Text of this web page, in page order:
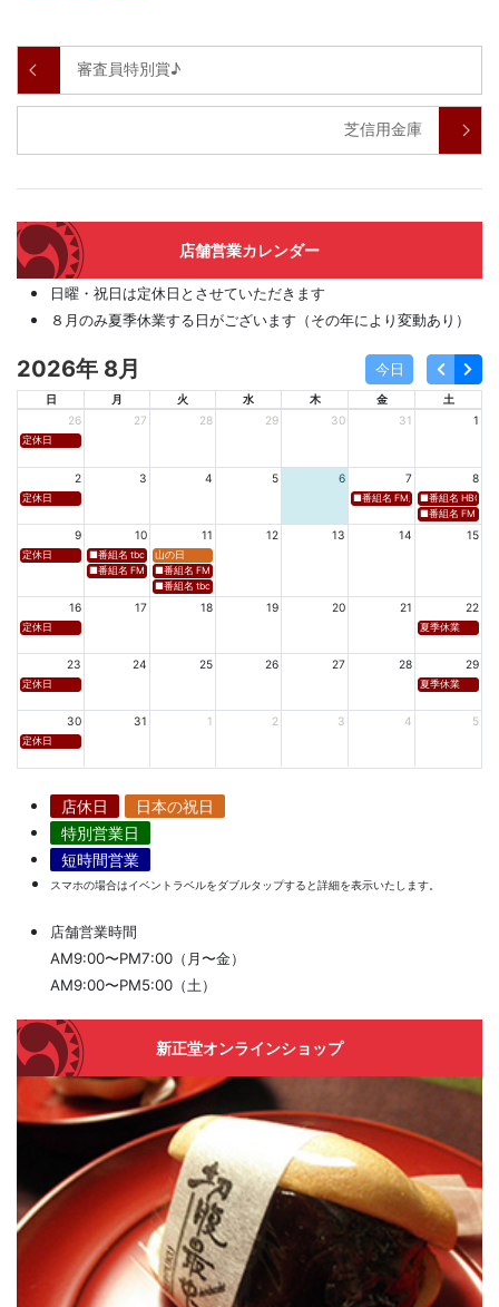
審査員特別賞♪
芝信用金庫
店舗営業カレンダー
日曜・祝日は定休日とさせていただきます
８月のみ夏季休業する日がございます（その年により変動あり）
2026年 8月 今日
日 月 火 水 木 金
土
26
27 28 29 30 31 1
定休日
2 3 4 5 6 7 8
定休日 ■番組名 FM新潟「SOUND
■番組名 HBC北
■番組名 FM 福
9 10 11 12 13 14 15
定休日 ■番組名 tbcラジオ「en∞Voyage(エン・ボヤージュ)」 ■放送日時 https://www.tbc-
山の日
■番組名 FM秋田「mix」 ■放送日時 https://www.fm-akita.co.jp/program/ ※黒沢 薫、安岡
■番組名 FM山形「WAVE4yamagata EXCEED」 ■放送日時 https://
■番組名 tbc東北放送「ウォッチン！みやぎ」 ■放送日時 https://www.tbc-
16 17 18 19 20 21 22
定休日 夏季休業
23 24 25 26 27 28 29
定休日 夏季休業
30 31 1 2 3 4 5
定休日
店休日
日本の祝日
特別営業日
短時間営業
スマホの場合はイベントラベルをダブルタップすると詳細を表示いたします。
店舗営業時間
AM9:00〜PM7:00（月〜金）
AM9:00〜PM5:00（土）
新正堂オンラインショップ